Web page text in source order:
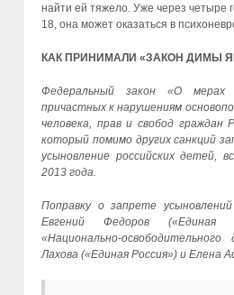
найти ей тяжело. Уже через четыре
18, она может оказаться в
КАК ПРИНИМАЛИ «ЗАКОН ДИМЫ
Федеральный закон «О мерах
причастных к нарушениям
человека, прав и свобод граждан
который помимо других санкций
усыновление российских детей,
2013 года.
Поправку о запрете
Евгений Федоров («Единая
«Национально-
Лахова («Единая Россия») и Елена